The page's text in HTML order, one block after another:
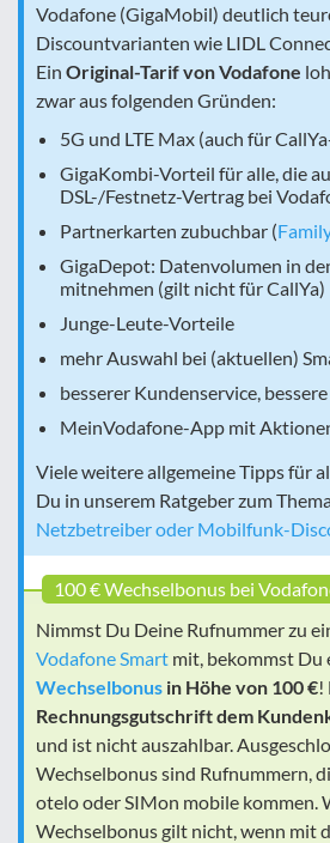
Vodafone (GigaMobil) deutlich
Discountvarianten wie LIDL
Ein Original-Tarif von Vodafone
zwar aus folgenden Gründen:
5G und LTE Max (auch für
GigaKombi-Vorteil für alle, die
DSL-/Festnetz-Vertrag bei
Partnerkarten zubuchbar (
GigaDepot: Datenvolumen in
mitnehmen (gilt nicht für CallYa)
Junge-Leute-Vorteile
mehr Auswahl bei (aktuellen)
besserer Kundenservice,
MeinVodafone-App mit
Viele weitere allgemeine Tipps für
Du in unserem Ratgeber zum
Netzbetreiber oder Mobilfunk-
100 € Wechselbonus bei
Nimmst Du Deine Rufnummer zu
Vodafone Smart mit, bekommst Du
Wechselbonus in Höhe von 100 €!
Rechnungsgutschrift dem
und ist nicht auszahlbar.
Wechselbonus sind Rufnummern,
otelo oder SIMon mobile kommen.
Wechselbonus gilt nicht, wenn mit